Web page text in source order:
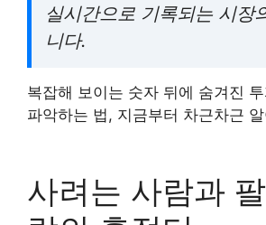
실시간으로 기록되는 시장
니다.
복잡해 보이는 숫자 뒤에 숨겨진
파악하는 법, 지금부터 차근차근
사려는 사람과